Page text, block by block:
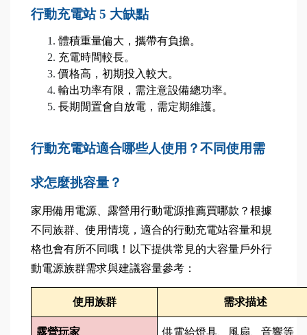
行動充電站 5 大缺點
體積重量偏大，攜帶有負擔。
充電時間較長。
價格高，初期投入較大。
輸出功率有限，需注意設備總功率。
長期閒置會自放電，需定期維護。
行動充電站適合哪些人使用？不同使用需
求怎麼挑容量？
家用備用電源、露營用行動電源推薦買哪款？根據
不同族群、使用情境，適合的行動充電站容量和規
格也會有所不同哦！以下提供常見的大容量戶外行
動電源族群需求與建議容量參考：
使用族群 需求描述
露營玩家 供電給燈具、風扇、音響等